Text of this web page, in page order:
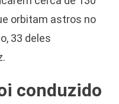
orbitam astros no
33 deles
conduzido